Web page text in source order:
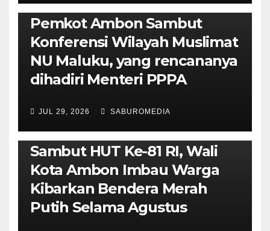
POLITIK & PEMERINTAHAN
Pemkot Ambon Sambut
Konferensi Wilayah Muslimat
NU Maluku, yang rencananya
dihadiri Menteri PPPA
JUL 29, 2026 SABUROMEDIA
AMBON METRO POLITIK & PEMERINTAHAN
Sambut HUT Ke-81 RI, Wali
Kota Ambon Imbau Warga
Kibarkan Bendera Merah
Putih Selama Agustus